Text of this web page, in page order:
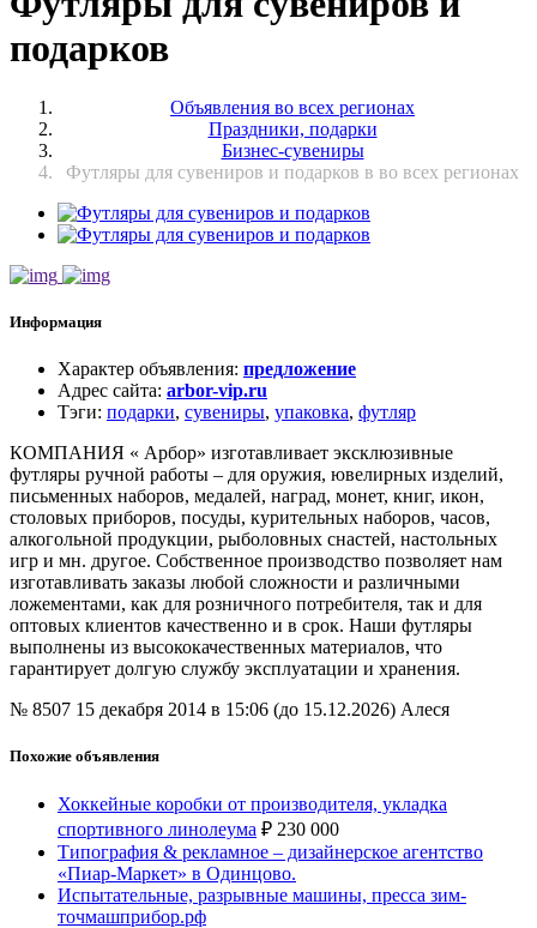
подарков
Объявления во всех регионах
Праздники, подарки
Бизнес-сувениры
Футляры для сувениров и подарков в во всех регионах
Информация
Характер объявления: предложение
Адрес сайта: arbor-vip.ru
Тэги: подарки, сувениры, упаковка, футляр
КОМПАНИЯ « Арбор» изготавливает эксклюзивные
футляры ручной работы – для оружия, ювелирных изделий,
письменных наборов, медалей, наград, монет, книг, икон,
столовых приборов, посуды, курительных наборов, часов,
алкогольной продукции, рыболовных снастей, настольных
игр и мн. другое. Собственное производство позволяет нам
изготавливать заказы любой сложности и различными
ложементами, как для розничного потребителя, так и для
оптовых клиентов качественно и в срок. Наши футляры
выполнены из высококачественных материалов, что
гарантирует долгую службу эксплуатации и хранения.
№ 8507 15 декабря 2014 в 15:06 (до 15.12.2026) Алеся
Похожие объявления
Хоккейные коробки от производителя, укладка
спортивного линолеума ₽ 230 000
Типография & рекламное – дизайнерское агентство
«Пиар-Маркет» в Одинцово.
Испытательные, разрывные машины, пресса зим-
точмашприбор.рф